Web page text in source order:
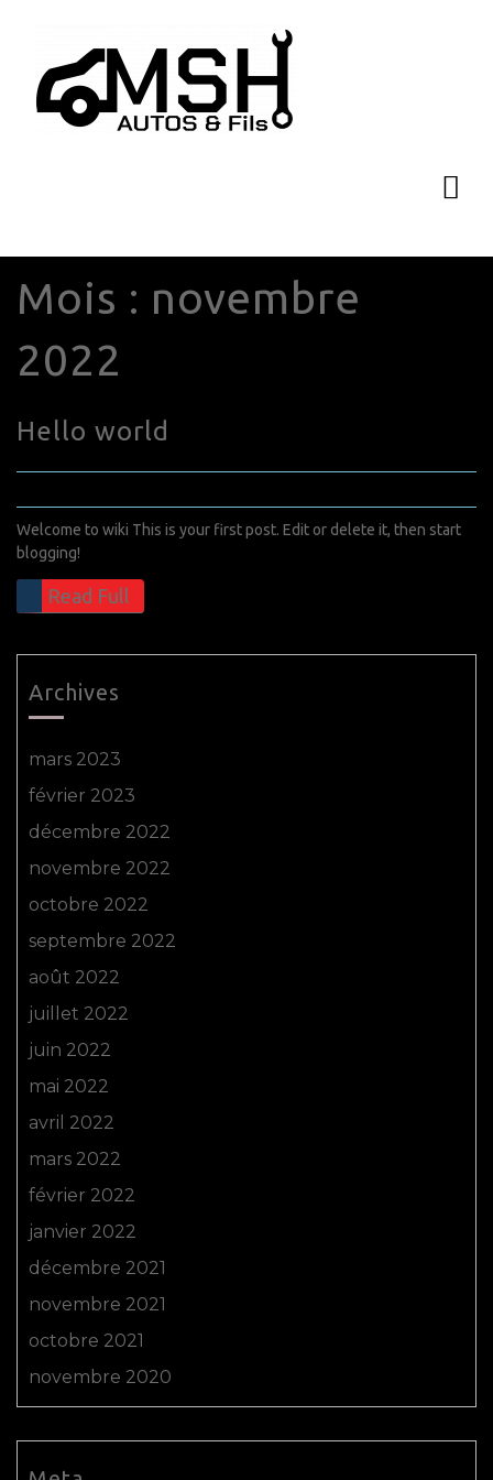
Mois : novembre
2022
Hello world
Welcome to wiki This is your first post. Edit or delete it, then start
blogging!
Read Full
Archives
mars 2023
février 2023
décembre 2022
novembre 2022
octobre 2022
septembre 2022
août 2022
juillet 2022
juin 2022
mai 2022
avril 2022
mars 2022
février 2022
janvier 2022
décembre 2021
novembre 2021
octobre 2021
novembre 2020